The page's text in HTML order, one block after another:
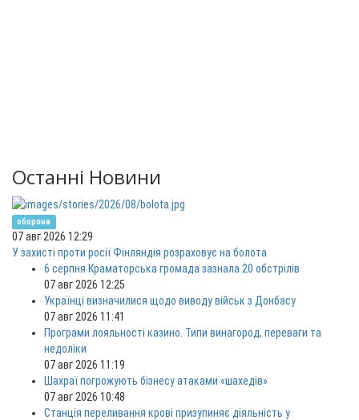
Останні Новини
оборона
07 авг 2026 12:29
У захисті проти росії Фінляндія розраховує на болота
6 серпня Краматорська громада зазнала 20 обстрілів
07 авг 2026 12:25
Українці визначилися щодо виводу військ з Донбасу
07 авг 2026 11:41
Програми лояльності казино. Типи винагород, переваги та
недоліки
07 авг 2026 11:19
Шахраї погрожують бізнесу атаками «шахедів»
07 авг 2026 10:48
Станція переливання крові призупиняє діяльність у